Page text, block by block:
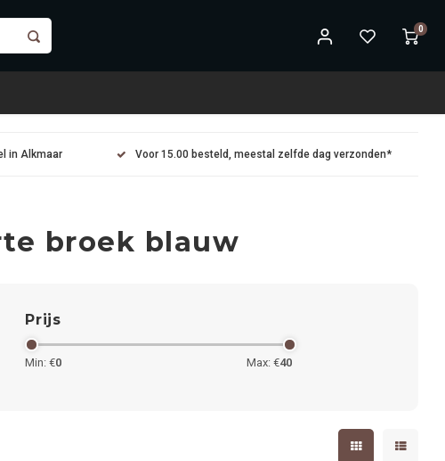
0
in Alkmaar Voor 15.00 besteld, meestal zelfde dag verzonden*
broek blauw
Prijs
Min: €0 Max: €40